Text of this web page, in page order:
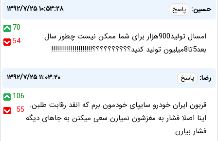
حسین: پاسخ
۱۳۹۲/۷/۲۵ ۱۰:۵۳:۲۸
70
54
امسال تولید900هزار برای شما ممکن نیست چطور سال
بعد5تا8میلیون تولید کنید؟؟؟؟؟؟؟؟؟؟!!!!!!!!!!!!!!!!!!!!!
رضا: پاسخ
۱۳۹۲/۷/۲۵ ۱۱:۰۳:۲۰
106
55 قربون ایران خودرو سایپای خودمون برم که انقد رقابت طلبن.
اینا اصلا فشار به مغزشون نمیارن سعی میکنن به جاهای دیگه
فشار بیارن.